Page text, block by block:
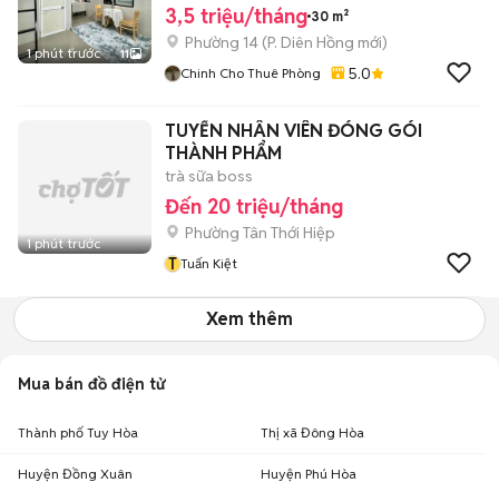
1 phút trước 11
3,5 triệu/tháng 30 m²
Phường 14 (P. Diên Hồng mới)
Chinh Cho Thuê Phòng 5.0
1 phút trước
TUYỂN NHÂN VIÊN ĐÓNG GÓI
THÀNH PHẨM
trà sữa boss
Đến 20 triệu/tháng
Phường Tân Thới Hiệp
T Tuấn Kiệt
Xem thêm
Mua bán đồ điện tử
Thành phố Tuy Hòa Thị xã Đông Hòa
Huyện Đồng Xuân Huyện Phú Hòa